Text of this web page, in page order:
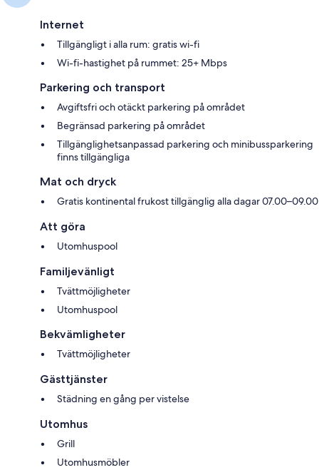
Internet
Tillgängligt i alla rum: gratis wi-fi
Wi-fi-hastighet på rummet: 25+ Mbps
Parkering och transport
Avgiftsfri och otäckt parkering på området
Begränsad parkering på området
Tillgänglighetsanpassad parkering och minibussparkering
finns tillgängliga
Mat och dryck
Gratis kontinental frukost tillgänglig alla dagar 07.00–09.00
Att göra
Utomhuspool
Familjevänligt
Tvättmöjligheter
Utomhuspool
Bekvämligheter
Tvättmöjligheter
Gästtjänster
Städning en gång per vistelse
Utomhus
Grill
Utomhusmöbler